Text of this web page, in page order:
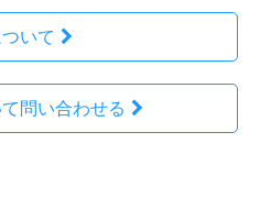
いて
問い合わせる